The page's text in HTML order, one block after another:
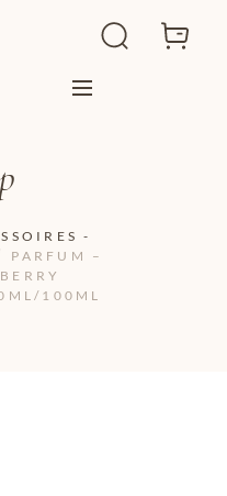
-
PARFUM –
100ML